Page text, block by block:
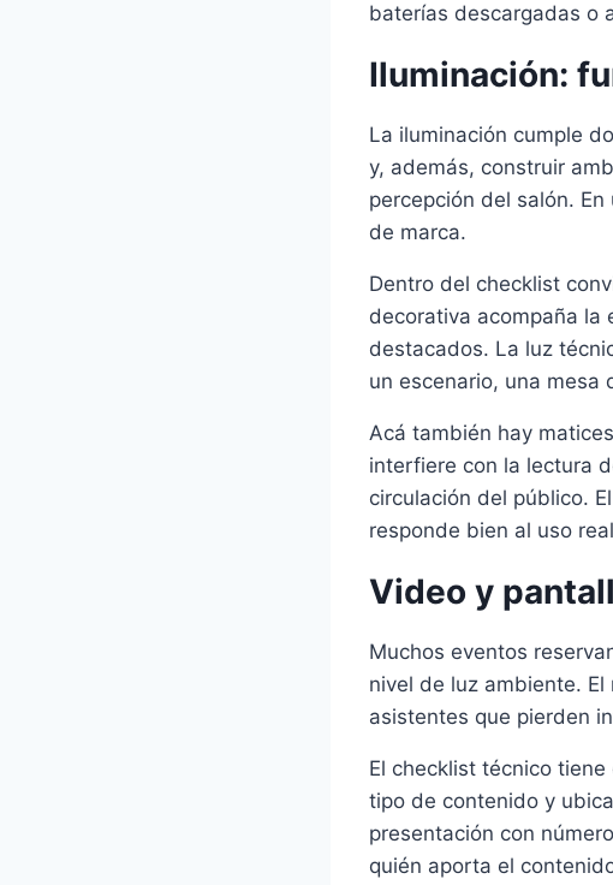
baterías descargadas o
Iluminación:
La iluminación cumple
y, además, construir
percepción del salón.
de marca.
Dentro del checklist
decorativa acompaña la
destacados. La luz
un escenario, una mesa
Acá también hay
interfiere con la lectura
circulación del público.
responde bien al uso
Video y
Muchos eventos
nivel de luz ambiente.
asistentes que pierden
El checklist técnico
tipo de contenido y
presentación con
quién aporta el